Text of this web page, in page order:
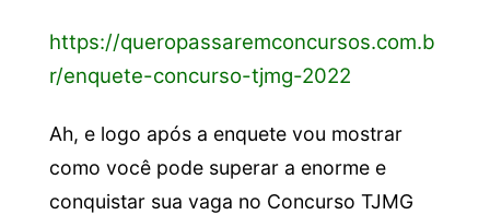
https://queropassaremconcursos.com.b
r/enquete-concurso-tjmg-2022
Ah, e logo após a enquete vou mostrar
como você pode superar a enorme e
conquistar sua vaga no Concurso TJMG